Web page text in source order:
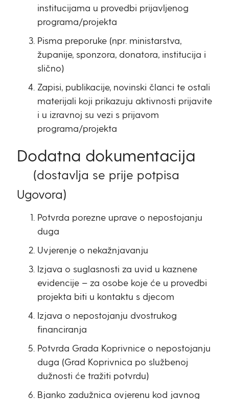
institucijama u provedbi prijavljenog
programa/projekta
Pisma preporuke (npr. ministarstva,
županije, sponzora, donatora, institucija i
slično)
Zapisi, publikacije, novinski članci te ostali
materijali koji prikazuju aktivnosti prijavite
i u izravnoj su vezi s prijavom
programa/projekta
Dodatna dokumentacija
(dostavlja se prije potpisa
Ugovora)
Potvrda porezne uprave o nepostojanju
duga
Uvjerenje o nekažnjavanju
Izjava o suglasnosti za uvid u kaznene
evidencije – za osobe koje će u provedbi
projekta biti u kontaktu s djecom
Izjava o nepostojanju dvostrukog
financiranja
Potvrda Grada Koprivnice o nepostojanju
duga (Grad Koprivnica po službenoj
dužnosti će tražiti potvrdu)
Bjanko zadužnica ovjerenu kod javnog